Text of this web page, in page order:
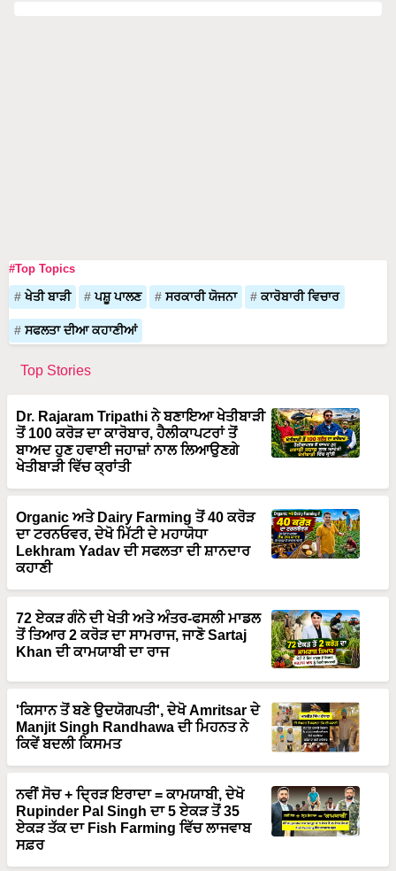
#Top Topics
ਖੇਤੀ ਬਾੜੀ ਪਸ਼ੂ ਪਾਲਣ ਸਰਕਾਰੀ ਯੋਜਨਾ ਕਾਰੋਬਾਰੀ ਵਿਚਾਰ
ਸਫਲਤਾ ਦੀਆ ਕਹਾਣੀਆਂ
Top Stories
Dr. Rajaram Tripathi ਨੇ ਬਣਾਇਆ ਖੇਤੀਬਾੜੀ
ਤੋਂ 100 ਕਰੋੜ ਦਾ ਕਾਰੋਬਾਰ, ਹੈਲੀਕਾਪਟਰਾਂ ਤੋਂ
ਬਾਅਦ ਹੁਣ ਹਵਾਈ ਜਹਾਜ਼ਾਂ ਨਾਲ ਲਿਆਉਣਗੇ
ਖੇਤੀਬਾੜੀ ਵਿੱਚ ਕ੍ਰਾਂਤੀ
Organic ਅਤੇ Dairy Farming ਤੋਂ 40 ਕਰੋੜ
ਦਾ ਟਰਨਓਵਰ, ਦੇਖੋ ਮਿੱਟੀ ਦੇ ਮਹਾਯੋਧਾ
Lekhram Yadav ਦੀ ਸਫਲਤਾ ਦੀ ਸ਼ਾਨਦਾਰ
ਕਹਾਣੀ
72 ਏਕੜ ਗੰਨੇ ਦੀ ਖੇਤੀ ਅਤੇ ਅੰਤਰ-ਫਸਲੀ ਮਾਡਲ
ਤੋਂ ਤਿਆਰ 2 ਕਰੋੜ ਦਾ ਸਾਮਰਾਜ, ਜਾਣੋ Sartaj
Khan ਦੀ ਕਾਮਯਾਬੀ ਦਾ ਰਾਜ
'ਕਿਸਾਨ ਤੋਂ ਬਣੇ ਉਦਯੋਗਪਤੀ', ਦੇਖੋ Amritsar ਦੇ
Manjit Singh Randhawa ਦੀ ਮਿਹਨਤ ਨੇ
ਕਿਵੇਂ ਬਦਲੀ ਕਿਸਮਤ
ਨਵੀਂ ਸੋਚ + ਦ੍ਰਿੜ ਇਰਾਦਾ = ਕਾਮਯਾਬੀ, ਦੇਖੋ
Rupinder Pal Singh ਦਾ 5 ਏਕੜ ਤੋਂ 35
ਏਕੜ ਤੱਕ ਦਾ Fish Farming ਵਿੱਚ ਲਾਜਵਾਬ
ਸਫ਼ਰ